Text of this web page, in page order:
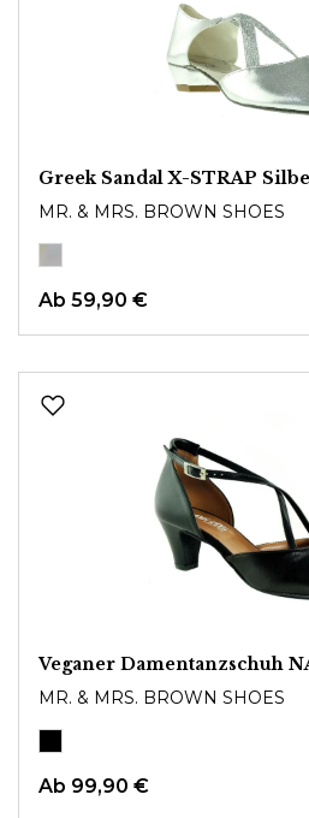
Greek Sandal X-STRAP
MR. & MRS. BROWN SHOES
Ab 59,90 €
Veganer Damentanzschuh
MR. & MRS. BROWN SHOES
Ab 99,90 €